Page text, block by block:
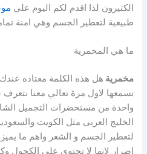
الكثيرون لذا اقدم لكم اليوم علي
طبيعية لتعطير الجسم وهي امنة
ما هي المخمرية
مخمرية هل هذه الكلمة معتاده
تسمعها لاول مرة تعالي معنا
واحدة من مستحضرات التجميل
الخليج العربى مثل الكويت
لتعطير الجسم و الشعر واهم ما
اضرار لانها لا تحتوي على الكحول